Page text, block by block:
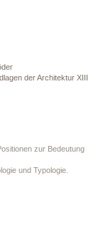
der Architektur XIII
zur Bedeutung
und Typologie.